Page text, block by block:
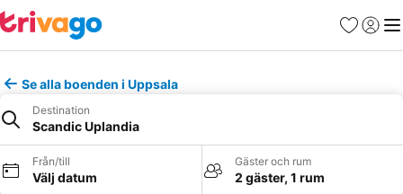
Favoriter
Logga
Se alla boenden i Uppsala
Destination
Scandic Uplandia
Från/till
Välj datum
Gäster och rum
2 gäster, 1 rum